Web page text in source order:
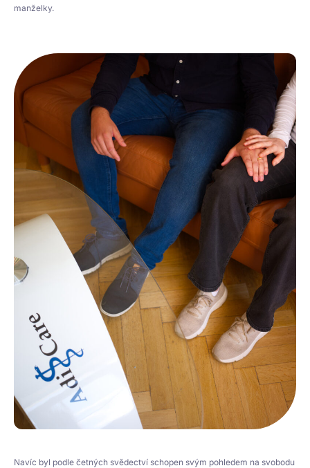
manželky.
Navíc byl podle četných svědectví schopen svým pohledem na svobodu